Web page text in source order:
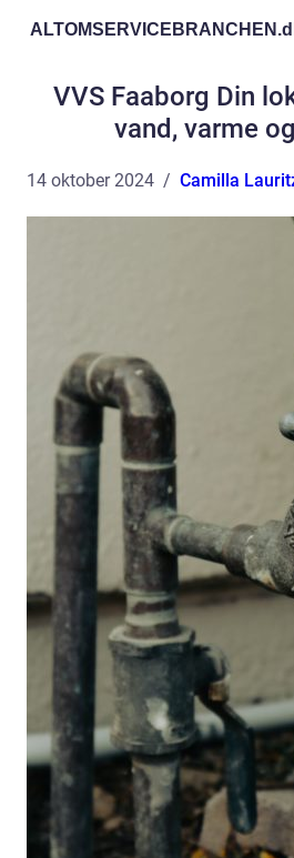
ALTOMSERVICEBRANCHEN.
VVS Faaborg Din
vand, varme
14 oktober 2024 Camilla